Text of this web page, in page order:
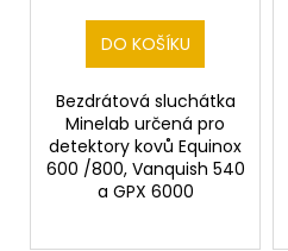
DO KOŠÍKU
Bezdrátová sluchátka
Minelab určená pro
detektory kovů Equinox
600 /800, Vanquish 540
a GPX 6000